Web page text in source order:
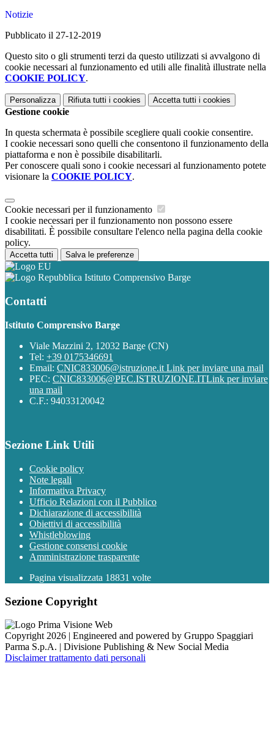
Notizie
Pubblicato il 27-12-2019
Questo sito o gli strumenti terzi da questo utilizzati si avvalgono di
cookie necessari al funzionamento ed utili alle finalità illustrate nella
COOKIE POLICY.
Personalizza Rifiuta tutti i cookies Accetta tutti i cookies
Gestione cookie
In questa schermata è possibile scegliere quali cookie consentire.
I cookie necessari sono quelli che consentono il funzionamento della
piattaforma e non è possibile disabilitarli.
Per conoscere quali sono i cookie necessari al funzionamento potete
visionare la COOKIE POLICY.
Cookie necessari per il funzionamento
I cookie necessari per il funzionamento non possono essere
disabilitati. È possibile consultare l'elenco nella pagina della cookie
policy.
Accetta tutti Salva le preferenze
Istituto Comprensivo Barge
Contatti
Istituto Comprensivo Barge
Viale Mazzini 2, 12032 Barge (CN)
Tel: +39 0175346691
Email: CNIC833006@istruzione.it Link per inviare una mail
PEC: CNIC833006@PEC.ISTRUZIONE.ITLink per inviare
una mail
C.F.: 94033120042
Sezione Link Utili
Cookie policy
Note legali
Informativa Privacy
Ufficio Relazioni con il Pubblico
Dichiarazione di accessibilità
Obiettivi di accessibilità
Whistleblowing
Gestione consensi cookie
Amministrazione trasparente
Pagina visualizzata 18831 volte
Sezione Copyright
Copyright 2026 | Engineered and powered by Gruppo Spaggiari
Parma S.p.A. | Divisione Publishing & New Social Media
Disclaimer trattamento dati personali